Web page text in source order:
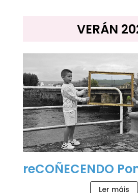
VERÁN
reCOÑECENDO
Ler máis